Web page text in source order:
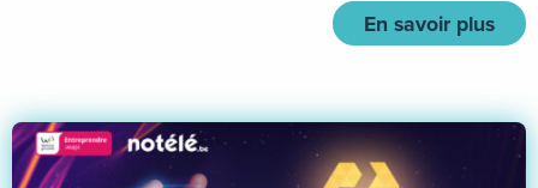
En savoir plus